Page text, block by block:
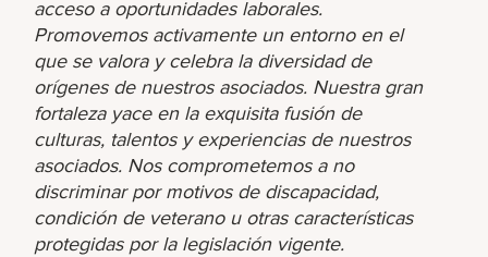
acceso a oportunidades laborales.
Promovemos activamente un entorno en el
que se valora y celebra la diversidad de
orígenes de nuestros asociados. Nuestra gran
fortaleza yace en la exquisita fusión de
culturas, talentos y experiencias de nuestros
asociados. Nos comprometemos a no
discriminar por motivos de discapacidad,
condición de veterano u otras características
protegidas por la legislación vigente.